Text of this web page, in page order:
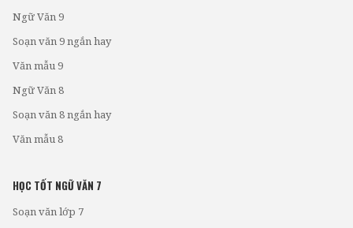
Ngữ Văn 9
Soạn văn 9 ngắn hay
Văn mẫu 9
Ngữ Văn 8
Soạn văn 8 ngắn hay
Văn mẫu 8
HỌC TỐT NGỮ VĂN 7
Soạn văn lớp 7